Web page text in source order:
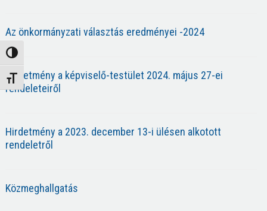
Nagy kontraszt váltása
Betűméret váltása
Az önkormányzati választás eredményei -2024
Hirdetmény a képviselő-testület 2024. május 27-ei
rendeleteiről
Hirdetmény a 2023. december 13-i ülésen alkotott
rendeletről
Közmeghallgatás